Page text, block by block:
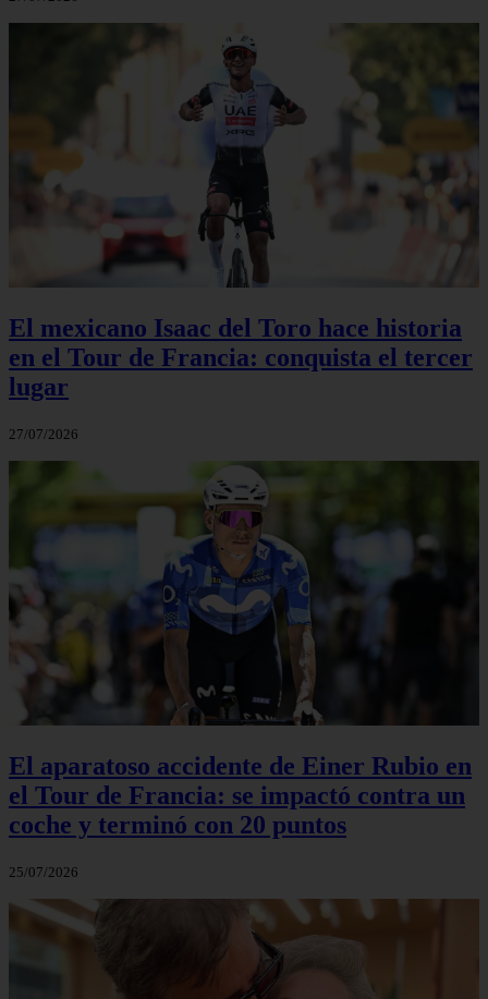
El mexicano Isaac del Toro hace historia
en el Tour de Francia: conquista el tercer
lugar
27/07/2026
El aparatoso accidente de Einer Rubio en
el Tour de Francia: se impactó contra un
coche y terminó con 20 puntos
25/07/2026